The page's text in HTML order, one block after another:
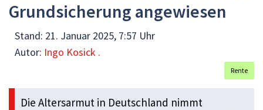
Grundsicherung angewiesen
Stand: 21. Januar 2025, 7:57 Uhr
Autor: Ingo Kosick .
Rente
Die Altersarmut in Deutschland nimmt